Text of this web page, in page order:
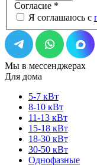
Согласие *
Я соглашаюсь с
Мы в мессенджерах
Для дома
5-7 кВт
8-10 кВт
11-13 кВт
15-18 кВт
18-30 кВт
30-50 кВт
Однофазные